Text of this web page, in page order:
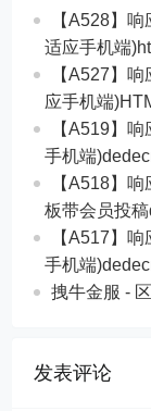
【A528】
适应手机端
【A527】
应手机端
【A519】
手机端
【A518】
板带会员投
【A517】
手机端
拽牛金服 -
发表评论